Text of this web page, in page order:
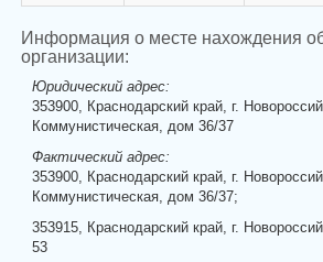
Информация о месте нахождения
организации:
Юридический адрес:
353900, Краснодарский край, г.
Коммунистическая, дом 36/37
Фактический адрес:
353900, Краснодарский край, г.
Коммунистическая, дом 36/37;
353915, Краснодарский край, г.
53